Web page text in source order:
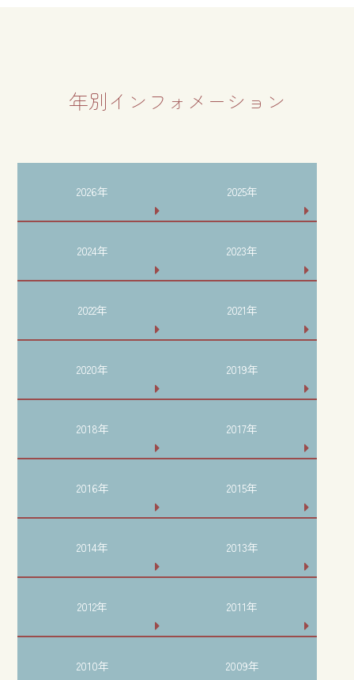
年別インフォメーション
2026年 2025年
2024年 2023年
2022年 2021年
2020年 2019年
2018年 2017年
2016年 2015年
2014年 2013年
2012年 2011年
2010年 2009年